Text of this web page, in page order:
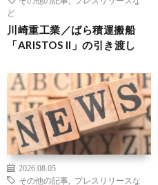
ど
川崎重工業／ばら積運搬船
「ARISTOS II」の引き渡し
2026.08.05
その他の記事
プレスリリースな